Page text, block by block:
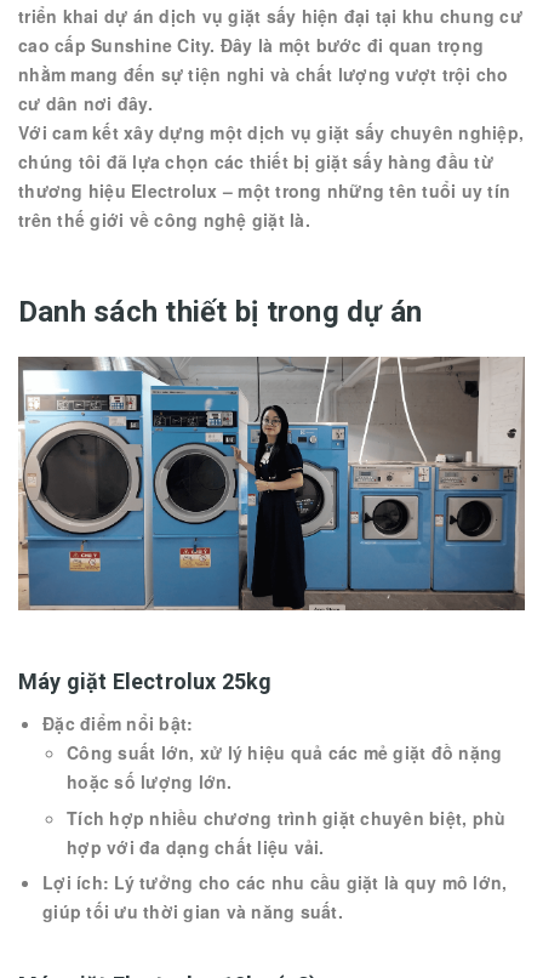
triển khai dự án dịch vụ giặt sấy hiện đại tại khu chung cư
cao cấp Sunshine City. Đây là một bước đi quan trọng
nhằm mang đến sự tiện nghi và chất lượng vượt trội cho
cư dân nơi đây.
Với cam kết xây dựng một dịch vụ giặt sấy chuyên nghiệp,
chúng tôi đã lựa chọn các thiết bị giặt sấy hàng đầu từ
thương hiệu Electrolux – một trong những tên tuổi uy tín
trên thế giới về công nghệ giặt là.
Danh sách thiết bị trong dự án
Máy giặt Electrolux 25kg
Đặc điểm nổi bật:
Công suất lớn, xử lý hiệu quả các mẻ giặt đồ nặng
hoặc số lượng lớn.
Tích hợp nhiều chương trình giặt chuyên biệt, phù
hợp với đa dạng chất liệu vải.
Lợi ích: Lý tưởng cho các nhu cầu giặt là quy mô lớn,
giúp tối ưu thời gian và năng suất.